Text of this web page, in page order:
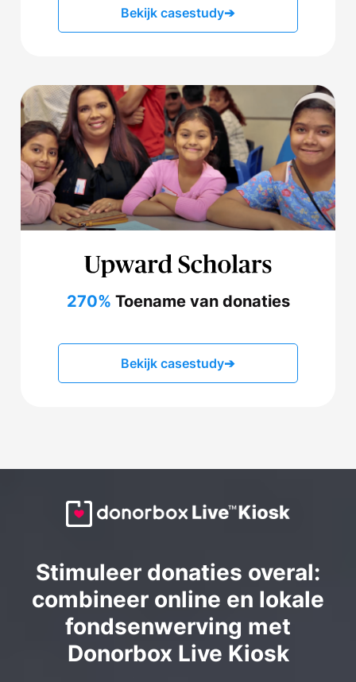
Bekijk casestudy➔
270% Toename van donaties
Bekijk casestudy➔
Stimuleer donaties overal:
combineer online en lokale
fondsenwerving met
Donorbox Live Kiosk